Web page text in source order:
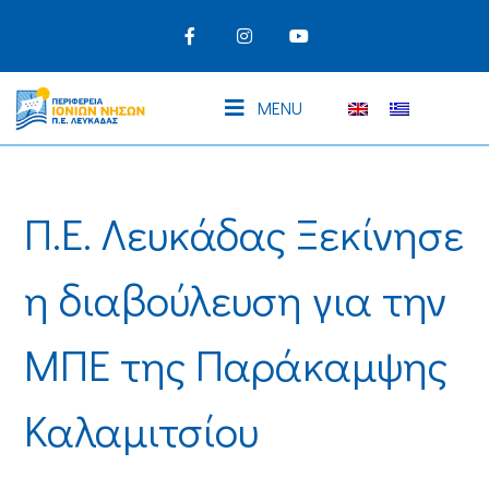
MENU
Π.Ε. Λευκάδας Ξεκίνησε
η διαβούλευση για την
ΜΠΕ της Παράκαμψης
Καλαμιτσίου